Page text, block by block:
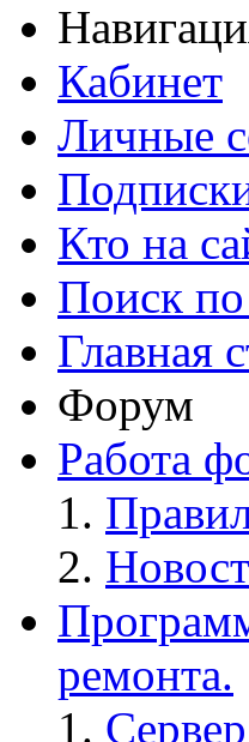
Кабинет
Личные
Кто на
Поиск
Главная
Форум
Работа
ремонта.